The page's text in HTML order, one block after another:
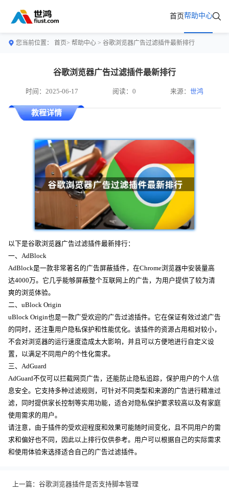
首页帮助中心
您当前位置： 首页> 帮助中心 > 谷歌浏览器广告过滤插件最新排行
谷歌浏览器广告过滤插件最新排行
时间：2025-06-17 阅读：0 来源：世鸿
教程详情
以下是谷歌浏览器广告过滤插件最新排行：
一、AdBlock
AdBlock是一款非常著名的广告屏蔽插件，在Chrome浏览器中安装量高
达4000万。它几乎能够屏蔽整个互联网上的广告，为用户提供了较为清
爽的浏览体验。
二、uBlock Origin
uBlock Origin也是一款广受欢迎的广告过滤插件。它在保证有效过滤广告
的同时，还注重用户隐私保护和性能优化。该插件的资源占用相对较小，
不会对浏览器的运行速度造成太大影响，并且可以方便地进行自定义设
置，以满足不同用户的个性化需求。
三、AdGuard
AdGuard不仅可以拦截网页广告，还能防止隐私追踪，保护用户的个人信
息安全。它支持多种过滤规则，可针对不同类型和来源的广告进行精准过
滤，同时提供家长控制等实用功能，适合对隐私保护要求较高以及有家庭
使用需求的用户。
请注意，由于插件的受欢迎程度和效果可能随时间变化，且不同用户的需
求和偏好也不同，因此以上排行仅供参考。用户可以根据自己的实际需求
和使用体验来选择适合自己的广告过滤插件。
上一篇： 谷歌浏览器插件是否支持脚本管理